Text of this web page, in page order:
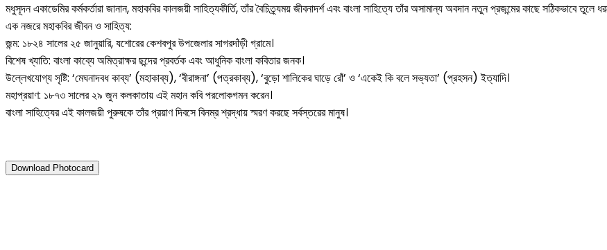
মধুসূদন একাডেমির কর্মকর্তারা জানান, মহাকবির কালজয়ী সাহিত্যকীর্তি, তাঁর বৈচিত্র্যময় জীবনাদর্শ এবং বাংলা সাহিত্যে তাঁর অসামান্য অবদান নতুন প্রজন্মের কাছে সঠিকভাবে
এক নজরে মহাকবির জীবন ও সাহিত্য:
জন্ম: ১৮২৪ সালের ২৫ জানুয়ারি, যশোরের কেশবপুর উপজেলার সাগরদাঁড়ী গ্রামে।
বিশেষ খ্যাতি: বাংলা কাব্যে অমিত্রাক্ষর ছন্দের প্রবর্তক এবং আধুনিক বাংলা কবিতার জনক।
উল্লেখযোগ্য সৃষ্টি: ‘মেঘনাদবধ কাব্য’ (মহাকাব্য), ‘বীরাঙ্গনা’ (পত্রকাব্য), ‘বুড়ো শালিকের ঘাড়ে রোঁ’ ও ‘একেই কি বলে সভ্যতা’ (প্রহসন) ইত্যাদি।
মহাপ্রয়াণ: ১৮৭৩ সালের ২৯ জুন কলকাতায় এই মহান কবি পরলোকগমন করেন।
বাংলা সাহিত্যের এই কালজয়ী পুরুষকে তাঁর প্রয়াণ দিবসে বিনম্র শ্রদ্ধায় স্মরণ করছে সর্বস্তরের মানুষ।
Download Photocard